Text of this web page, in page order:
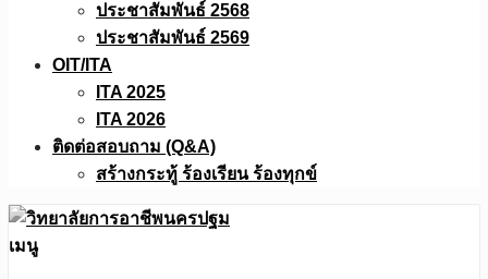
ประชาสัมพันธ์ 2568
ประชาสัมพันธ์ 2569
OIT/ITA
ITA 2025
ITA 2026
ติดต่อสอบถาม (Q&A)
สร้างกระทู้ ร้องเรียน ร้องทุกข์
เมนู